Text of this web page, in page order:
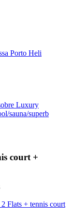
Porto Heli
Luxury
sauna/superb
court +
Flats + tennis court